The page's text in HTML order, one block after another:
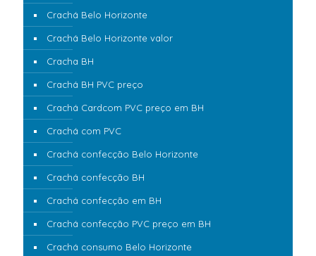
Crachá Belo Horizonte
Crachá Belo Horizonte valor
Cracha BH
Crachá BH PVC preço
Crachá Cardcom PVC preço em BH
Crachá com PVC
Crachá confecção Belo Horizonte
Crachá confecção BH
Crachá confecção em BH
Crachá confecção PVC preço em BH
Crachá consumo Belo Horizonte